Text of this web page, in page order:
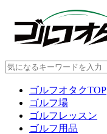
ゴルフオタクTOP
ゴルフ場
ゴルフレッスン
ゴルフ用品